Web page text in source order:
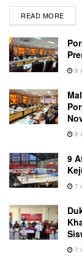
READ MORE
8
8
9
7
7